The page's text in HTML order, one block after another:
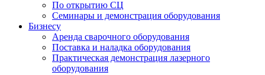
По открытию СЦ
Семинары и демонстрация оборудования
Бизнесу
Аренда сварочного оборудования
Поставка и наладка оборудования
Практическая демонстрация лазерного
оборудования